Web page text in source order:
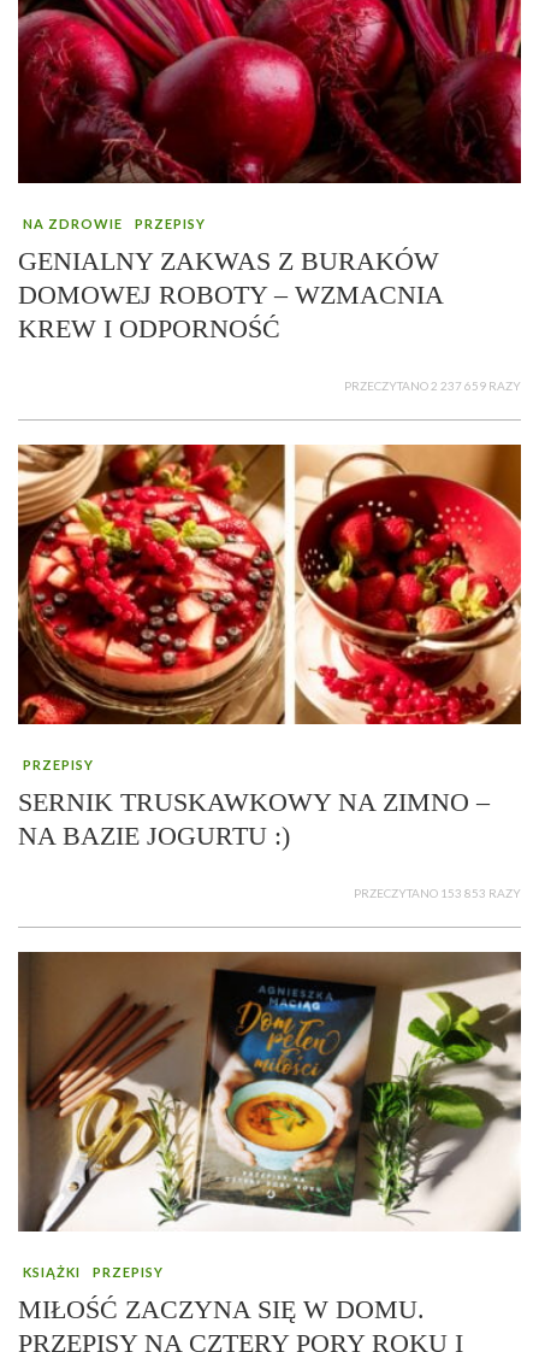
NA ZDROWIE PRZEPISY
GENIALNY ZAKWAS Z BURAKÓW
DOMOWEJ ROBOTY – WZMACNIA
KREW I ODPORNOŚĆ
PRZECZYTANO 2 237 659 RAZY
PRZEPISY
SERNIK TRUSKAWKOWY NA ZIMNO –
NA BAZIE JOGURTU :)
PRZECZYTANO 153 853 RAZY
KSIĄŻKI PRZEPISY
MIŁOŚĆ ZACZYNA SIĘ W DOMU.
PRZEPISY NA CZTERY PORY ROKU I